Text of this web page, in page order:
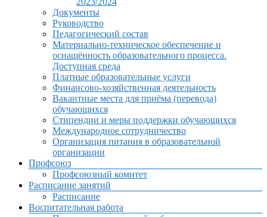
Документы
Руководство
Педагогический состав
Материально-техническое обеспечение и
оснащённость образовательного процесса.
Доступная среда
Платные образовательные услуги
Финансово-хозяйственная деятельность
Вакантные места для приёма (перевода)
обучающихся
Стипендии и меры поддержки обучающихся
Международное сотрудничество
Организация питания в образовательной
организации
Профсоюз
Профсоюзный комитет
Расписание занятий
Расписание
Воспитательная работа